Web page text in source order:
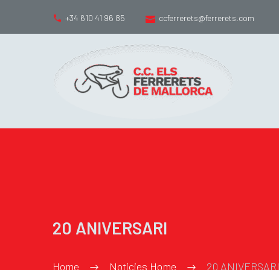
+34 610 41 96 85 ccferrerets@ferrerets.com
20 ANIVERSARI
Home Noticies Home 20 ANIVERSARI